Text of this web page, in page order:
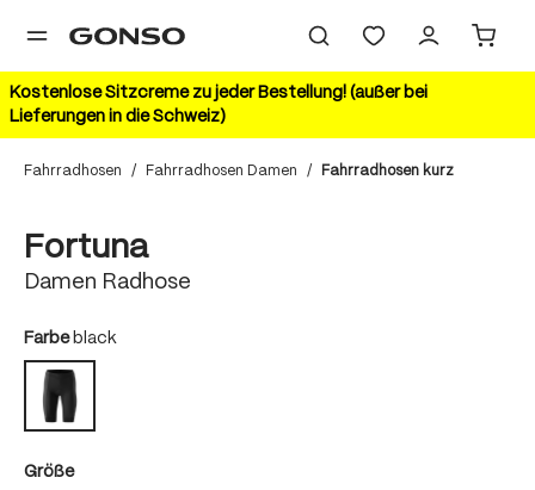
springen
Kostenlose Sitzcreme zu jeder Bestellung! (außer bei
Lieferungen in die Schweiz)
Fahrradhosen / Fahrradhosen Damen / Fahrradhosen kurz
Fortuna
Damen Radhose
Farbeauswählen
black
black
Größeauswählen